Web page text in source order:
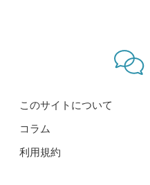
このサイトについて
コラム
利用規約